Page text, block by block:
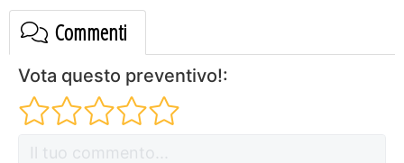
Commenti
Vota questo preventivo!: